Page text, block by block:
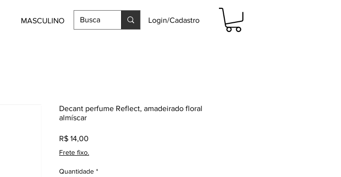
MASCULINO Login/Cadastro
Decant perfume Reflect, amadeirado floral
almíscar
R$ 14,00
Frete fixo.
Quantidade *